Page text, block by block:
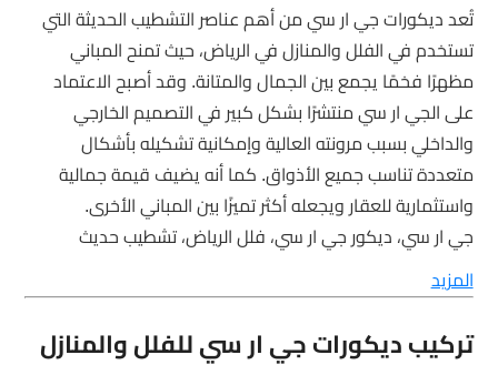
تُعد ديكورات جي ار سي من أهم عناصر التشطيب الحديثة التي
تستخدم في الفلل والمنازل في الرياض، حيث تمنح المباني
مظهرًا فخمًا يجمع بين الجمال والمتانة. وقد أصبح الاعتماد
على الجي ار سي منتشرًا بشكل كبير في التصميم الخارجي
والداخلي بسبب مرونته العالية وإمكانية تشكيله بأشكال
متعددة تناسب جميع الأذواق. كما أنه يضيف قيمة جمالية
واستثمارية للعقار ويجعله أكثر تميزًا بين المباني الأخرى.
جي ار سي، ديكور جي ار سي، فلل الرياض، تشطيب حديث
المزيد
تركيب ديكورات جي ار سي للفلل والمنازل